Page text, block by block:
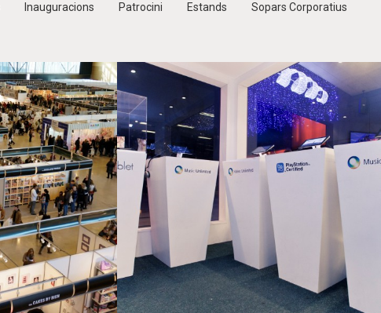
Inauguracions Patrocini Estands Sopars Corporatius